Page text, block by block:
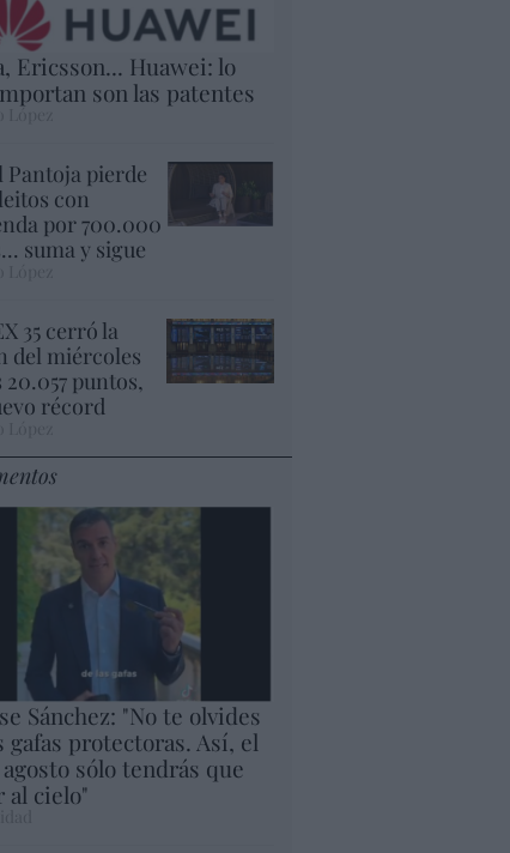
Ericsson... Huawei: lo
son las patentes
López
Pantoja pierde
con
por 700.000
suma y sigue
35 cerró la
del miércoles
20.057 puntos,
récord
Sánchez: "No te olvides
gafas protectoras. Así, el
agosto sólo tendrás que
al cielo"